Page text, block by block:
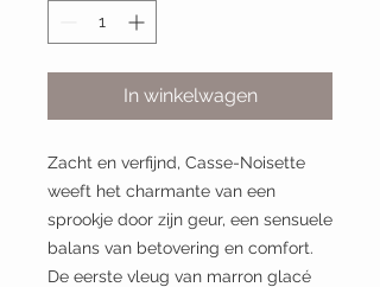
In winkelwagen
Zacht en verfijnd, Casse-Noisette
weeft het charmante van een
sprookje door zijn geur, een sensuele
balans van betovering en comfort.
De eerste vleug van marron glacé